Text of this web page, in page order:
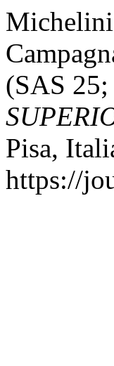
(SAS
Pisa,
https://